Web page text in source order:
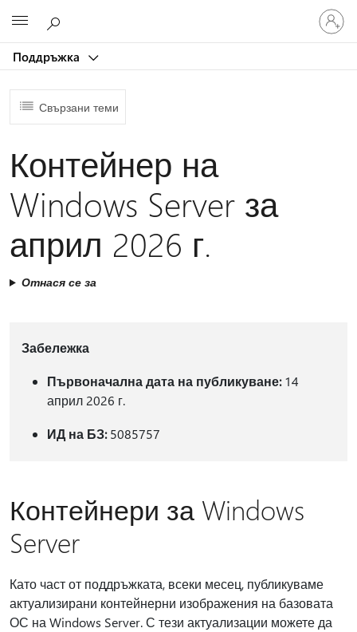
Поддръжка
Влезте
във
вашия
Свързани теми
Контейнер на
Windows Server за
април 2026 г.
Отнася се за
Забележка
Първоначална дата на публикуване:14
април 2026 г.
ИД на БЗ:5085757
Контейнери за Windows
Server
Като част от поддръжката, всеки месец, публикуваме
актуализирани контейнерни изображения на базовата
ОС на Windows Server. С тези актуализации можете да